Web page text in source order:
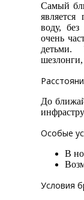
Самый
воду,
очень
детьми.
До
Особые
В
Условия